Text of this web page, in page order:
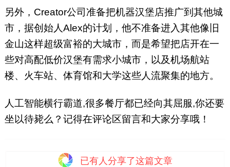
另外，Creator公司准备把机器汉堡店推广到其他城
市，据创始人Alex的计划，他不准备进入其他像旧
金山这样超级富裕的大城市，而是希望把店开在一
些对高配低价汉堡有需求小城市，以及机场航站
楼、火车站、体育馆和大学这些人流聚集的地方。
人工智能横行霸道,很多餐厅都已经向其屈服,你还要
坐以待毙么？记得在评论区留言和大家分享哦！
已有 人分享了这篇文章